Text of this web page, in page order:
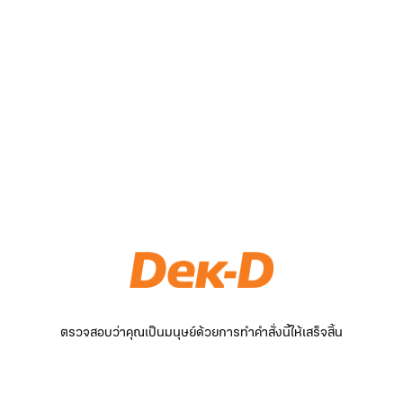
ตรวจสอบว่าคุณเป็นมนุษย์ด้วยการทำคำสั่งนี้ให้เสร็จสิ้น